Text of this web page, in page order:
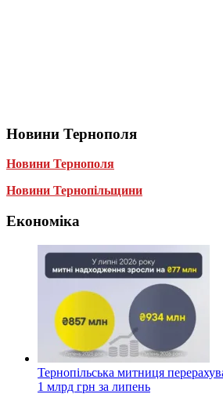
Новини Тернополя
Новини Тернополя
Новини Тернопільщини
Економіка
Тернопільська митниця
1 млрд грн за липень